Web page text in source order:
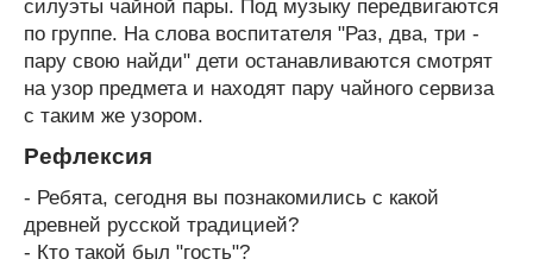
силуэты чайной пары. Под музыку передвигаются
по группе. На слова воспитателя "Раз, два, три -
пару свою найди" дети останавливаются смотрят
на узор предмета и находят пару чайного сервиза
с таким же узором.
Рефлексия
- Ребята, сегодня вы познакомились с какой
древней русской традицией?
- Кто такой был "гость"?